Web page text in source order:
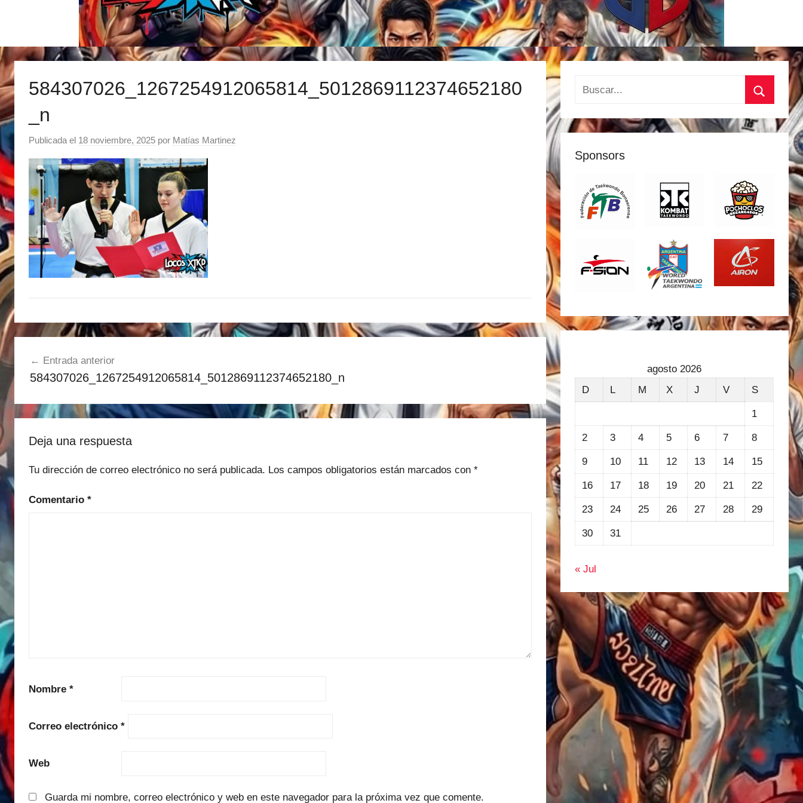
584307026_1267254912065814_5012869112374652180
_n
Publicada el 18 noviembre, 2025 por Matías Martinez
de
Entrada anterior
584307026_1267254912065814_5012869112374652180_n
Deja una respuesta
Tu dirección de correo electrónico no será publicada. Los campos obligatorios están marcados con *
Comentario *
Nombre *
Correo electrónico *
Web
Guarda mi nombre, correo electrónico y web en este navegador para la próxima vez que comente.
Buscar:
Buscar
Sponsors
agosto 2026
D
L M X J V S
1
2 3 4 5 6 7 8
9 10 11 12 13 14 15
16 17 18 19 20 21 22
23 24 25 26 27 28 29
30 31
« Jul